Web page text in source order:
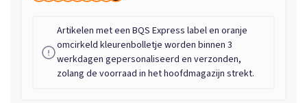
Artikelen met een BQS Express label en oranje
omcirkeld kleurenbolletje worden binnen 3
werkdagen gepersonaliseerd en verzonden,
zolang de voorraad in het hoofdmagazijn strekt.